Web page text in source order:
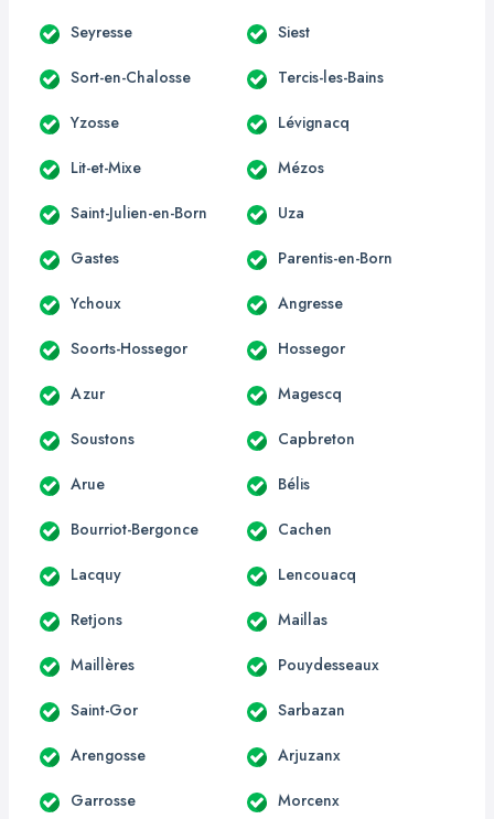
Seyresse Siest
Sort-en-Chalosse Tercis-les-Bains
Yzosse Lévignacq
Lit-et-Mixe Mézos
Saint-Julien-en-Born Uza
Gastes Parentis-en-Born
Ychoux Angresse
Soorts-Hossegor Hossegor
Azur Magescq
Soustons Capbreton
Arue Bélis
Bourriot-Bergonce Cachen
Lacquy Lencouacq
Retjons Maillas
Maillères Pouydesseaux
Saint-Gor Sarbazan
Arengosse Arjuzanx
Garrosse Morcenx